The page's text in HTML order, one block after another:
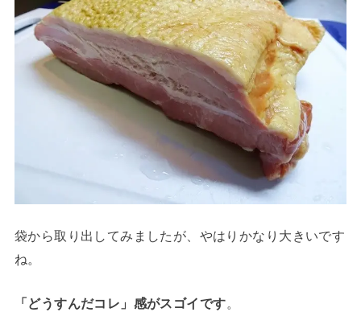
袋から取り出してみましたが、やはりかなり大きいです
ね。
「どうすんだコレ」感がスゴイです。